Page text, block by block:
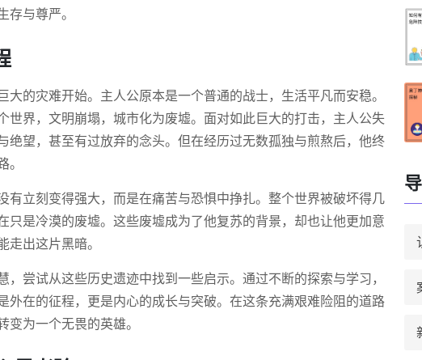
与尊严。
大的灾难开始。主人公原本是一个普通的战士，生活平凡而安稳。
世界，文明崩塌，城市化为废墟。面对如此巨大的打击，主人公失
绝望，甚至有过放弃的念头。但在经历过无数孤独与煎熬后，他终
有立刻变得强大，而是在痛苦与恐惧中挣扎。整个世界被破坏得几
只是冷漠的废墟。这些废墟成为了他复苏的背景，却也让他更加意
出这片黑暗。
尝试从这些历史遗迹中找到一些启示。通过不断的探索与学习，
外在的征程，更是内心的成长与突破。在这条充满艰难险阻的道路
为一个无畏的英雄。